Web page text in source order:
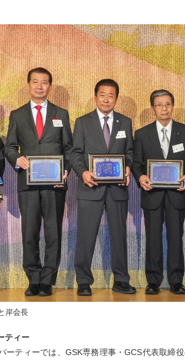
岸会長
ティー
ーティーでは、GSK専務理事・GCS代表取締